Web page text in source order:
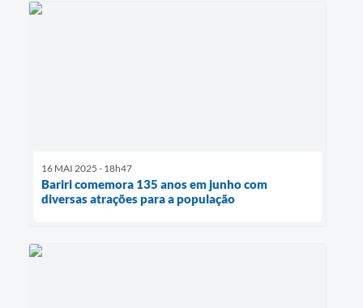
16 MAI 2025 - 18h47
Bariri comemora 135 anos em junho com
diversas atrações para a população